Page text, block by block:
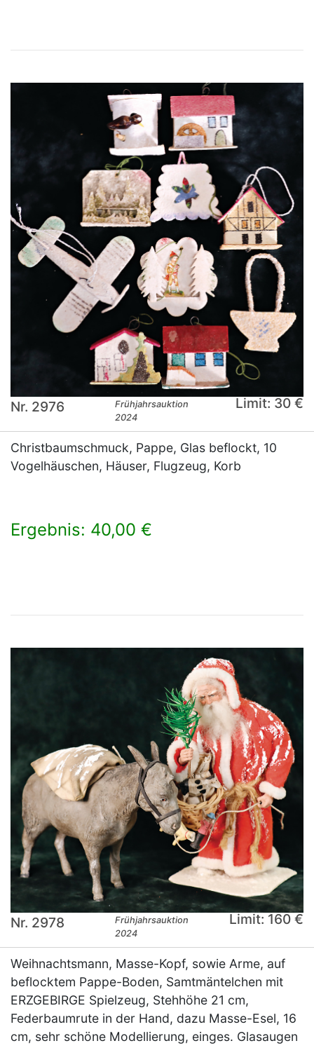
Nr. 2976
Frühjahrsauktion
2024
Limit: 30 €
Christbaumschmuck, Pappe, Glas beflockt, 10
Vogelhäuschen, Häuser, Flugzeug, Korb
Ergebnis: 40,00 €
Nr. 2978
Frühjahrsauktion
2024
Limit: 160 €
Weihnachtsmann, Masse-Kopf, sowie Arme, auf
beflocktem Pappe-Boden, Samtmäntelchen mit
ERZGEBIRGE Spielzeug, Stehhöhe 21 cm,
Federbaumrute in der Hand, dazu Masse-Esel, 16
cm, sehr schöne Modellierung, einges. Glasaugen